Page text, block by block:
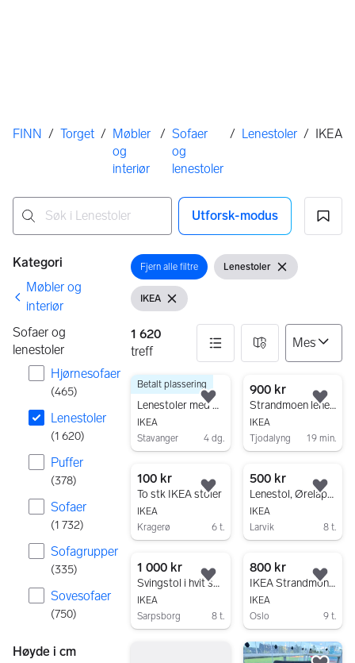
Her er du
FINN / Torget / Møbler
og
interiør
/ Sofaer
og
lenestoler
/ Lenestoler / IKEA
Utforsk-modus
Filtre
Kategori
Møbler og
interiør
Sofaer og
lenestoler
Hjørnesofaer
(465)
Lenestoler
(1 620)
Puffer
(378)
Sofaer
(1 732)
Sofagrupper
(335)
Sovesofaer
(750)
Høyde i cm
Åpne filter
Fjern alle filtre Vis filter
Lenestoler Fjern filter
Vis filter
IKEA Fjern filter
1 620
treff
1620 resultater
850 kr
Lenestoler med saueskinntrekk + krakk.
IKEA
Stavanger
4 dg.
Betalt plassering
Legg til som favoritt.
900 kr
Strandmoen lenestol med puff
IKEA
Tjodalyng
19 min.
100 kr
To stk IKEA stoler
IKEA
Kragerø
6 t.
Legg til som favoritt.
500 kr
Lenestol, Ørelappstol Strandmon
IKEA
Larvik
8 t.
1 000 kr
Svingstol i hvit skinn
IKEA
Sarpsborg
8 t.
Legg til som favoritt.
800 kr
IKEA Strandmon lenestol
IKEA
Oslo
9 t.